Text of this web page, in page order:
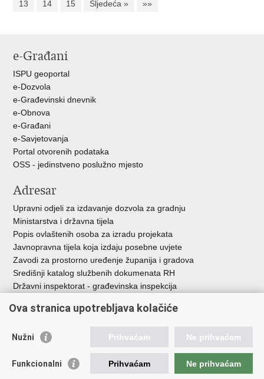
13
14 15 Sljedeća » »»
e-Građani
ISPU geoportal
e-Dozvola
e-Građevinski dnevnik
e-Obnova
e-Građani
e-Savjetovanja
Portal otvorenih podataka
OSS - jedinstveno poslužno mjesto
Adresar
Upravni odjeli za izdavanje dozvola za gradnju
Ministarstva i državna tijela
Popis ovlaštenih osoba za izradu projekata
Javnopravna tijela koja izdaju posebne uvjete
Zavodi za prostorno uređenje županija i gradova
Središnji katalog službenih dokumenata RH
Državni inspektorat - građevinska inspekcija
Vlada Republike Hrvatske
Agencija za pravni promet i posredovanje nekretninama
Ova stranica upotrebljava kolačiće
Nužni Prihvaćam Ne prihvaćam
Funkcionalni Prihvaćam Ne prihvaćam